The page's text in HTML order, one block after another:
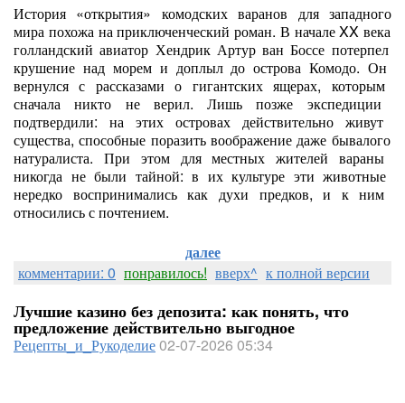
История «открытия» комодскихваранов длязападного
мира похожанаприключенческий роман. В началеXX века
голландский авиатор ХендрикАртурван Боссе потерпел
крушение надмореми доплылдо острова Комодо. Он
вернулся с рассказами о гигантскихящерах, которым
сначала никто неверил. Лишь позже экспедиции
подтвердили: на этих островах действительно живут
существа, способные поразитьвоображение даже бывалого
натуралиста. При этомдляместных жителей вараны
никогда небыли тайной: в ихкультуре эти животные
нередко воспринималиськак духи предков, и кним
относилисьспочтением.
далее
комментарии: 0 понравилось! вверх^ к полной версии
Лучшие казино без депозита: как понять, что
предложение действительно выгодное
Рецепты_и_Рукоделие02-07-2026 05:34